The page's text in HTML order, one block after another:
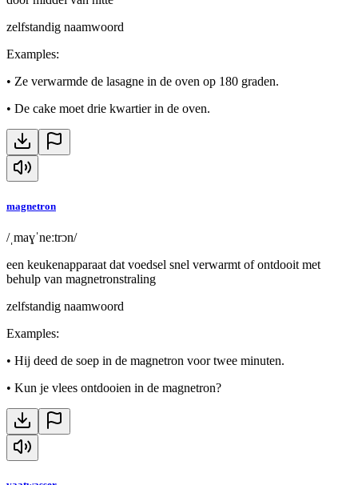
zelfstandig naamwoord
Examples:
• Ze verwarmde de lasagne in de oven op 180 graden.
• De cake moet drie kwartier in de oven.
magnetron
/ˌmaɣˈneːtrɔn/
een keukenapparaat dat voedsel snel verwarmt of ontdooit met
behulp van magnetronstraling
zelfstandig naamwoord
Examples:
• Hij deed de soep in de magnetron voor twee minuten.
• Kun je vlees ontdooien in de magnetron?